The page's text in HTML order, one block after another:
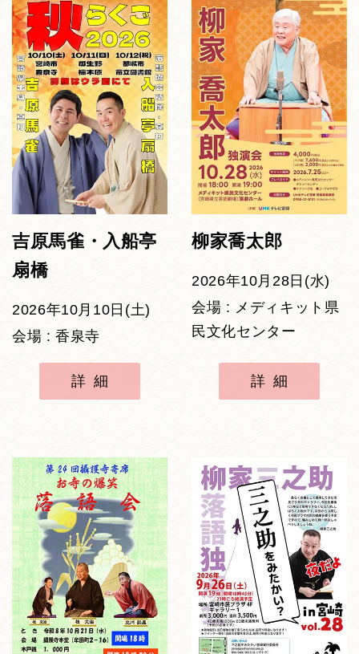
吉原馬雀・入船亭
扇橋
2026年10月10日(土)
会場 : 香泉寺
詳細
柳家喬太郎
2026年10月28日(水)
会場 : メディキット県
民文化センター
詳細